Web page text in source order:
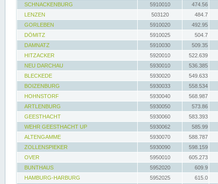
SCHNACKENBURG
5910010
474.56
LENZEN
503120
484.7
GORLEBEN
5910020
492.95
DÖMITZ
5910025
504.7
DAMNATZ
5910030
509.35
HITZACKER
5920010
522.639
NEU DARCHAU
5930010
536.385
BLECKEDE
5930020
549.633
BOIZENBURG
5930033
558.534
HOHNSTORF
5930040
568.987
ARTLENBURG
5930050
573.86
GEESTHACHT
5930060
583.393
WEHR GEESTHACHT UP
5930062
585.99
ALTENGAMME
5930070
588.787
ZOLLENSPIEKER
5930090
598.159
OVER
5950010
605.273
BUNTHAUS
5952020
609.9
HAMBURG-HARBURG
5952025
615.0